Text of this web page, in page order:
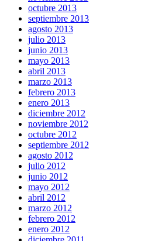
octubre 2013
septiembre 2013
agosto 2013
julio 2013
junio 2013
mayo 2013
abril 2013
marzo 2013
febrero 2013
enero 2013
diciembre 2012
noviembre 2012
octubre 2012
septiembre 2012
agosto 2012
julio 2012
junio 2012
mayo 2012
abril 2012
marzo 2012
febrero 2012
enero 2012